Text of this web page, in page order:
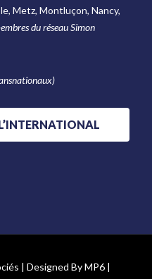
Metz, Montluçon, Nancy,
du réseau Simon
| Designed ByMP6|